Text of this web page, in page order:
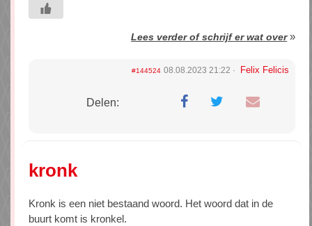
Lees verder of schrijf er wat over»
#144524 08.08.2023 21:22 Felix Felicis
Delen:
kronk
Kronk is een niet bestaand woord. Het woord dat in de
buurt komt is kronkel.